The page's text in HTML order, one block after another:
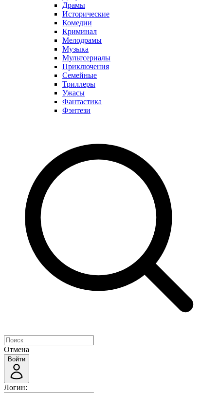
Драмы
Исторические
Комедии
Криминал
Мелодрамы
Музыка
Мультсериалы
Приключения
Семейные
Триллеры
Ужасы
Фантастика
Фэнтези
Отмена
Войти
Логин: